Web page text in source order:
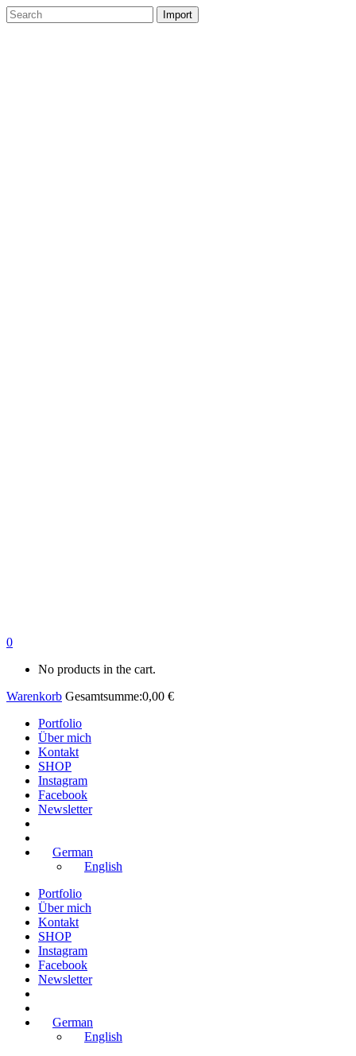
0
No products in the cart.
Warenkorb Gesamtsumme:0,00 €
Portfolio
Über mich
Kontakt
SHOP
Instagram
Facebook
Newsletter
German
English
Portfolio
Über mich
Kontakt
SHOP
Instagram
Facebook
Newsletter
German
English